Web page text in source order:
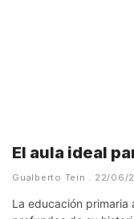
El aula ideal
Gualberto Tein 22/06/
La educación primaria